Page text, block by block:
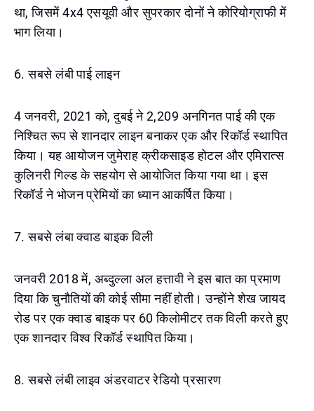
था, जिसमें 4x4 एसयूवी और सुपरकार दोनों ने कोरियोग्राफी में
भाग लिया।
6. सबसे लंबी पाई लाइन
4 जनवरी, 2021 को, दुबई ने 2,209 अनगिनत पाई की एक
निश्चित रूप से शानदार लाइन बनाकर एक और रिकॉर्ड स्थापित
किया। यह आयोजन जुमेराह क्रीकसाइड होटल और एमिरात्स
कुलिनरी गिल्ड के सहयोग से आयोजित किया गया था। इस
रिकॉर्ड ने भोजन प्रेमियों का ध्यान आकर्षित किया।
7. सबसे लंबा क्वाड बाइक विली
जनवरी 2018 में, अब्दुल्ला अल हत्तावी ने इस बात का प्रमाण
दिया कि चुनौतियों की कोई सीमा नहीं होती। उन्होंने शेख जायद
रोड पर एक क्वाड बाइक पर 60 किलोमीटर तक विली करते हुए
एक शानदार विश्व रिकॉर्ड स्थापित किया।
8. सबसे लंबी लाइव अंडरवाटर रेडियो प्रसारण